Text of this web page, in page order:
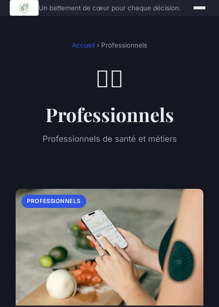
Un battement de cœur pour chaque décision.
Accueil › Professionnels
👨‍⚕️
Professionnels
Professionnels de santé et métiers
PROFESSIONNELS